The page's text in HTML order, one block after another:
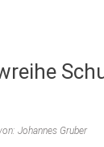
Johannes Gruber